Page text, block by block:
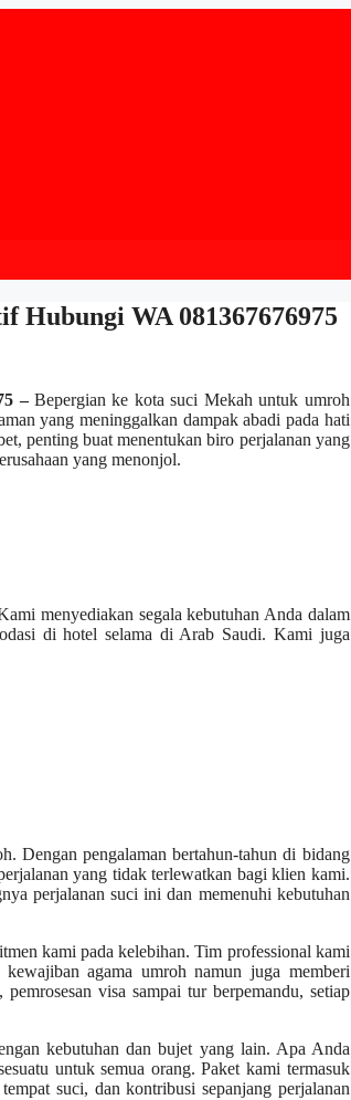
Hubungi WA 081367676975
–Bepergian ke kota suci Mekah untuk umroh
yang meninggalkan dampak abadi pada hati
penting buat menentukan biro perjalanan yang
yang menonjol.
menyediakan segala kebutuhan Anda dalam
di hotel selama di Arab Saudi. Kami juga
Dengan pengalaman bertahun-tahun di bidang
yang tidak terlewatkan bagi klien kami.
perjalanan suci ini dan memenuhi kebutuhan
kami pada kelebihan. Tim professional kami
agama umroh namun juga memberi
visa sampai tur berpemandu, setiap
kebutuhan dan bujet yang lain. Apa Anda
untuk semua orang. Paket kami termasuk
suci, dan kontribusi sepanjang perjalanan